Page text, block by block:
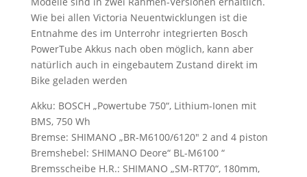
Wie bei allen Victoria Neuentwicklungen ist die
Entnahme des im Unterrohr integrierten Bosch
PowerTube Akkus nach oben möglich, kann aber
natürlich auch in eingebautem Zustand direkt im
Bike geladen werden
Akku: BOSCH „Powertube 750“, Lithium-Ionen mit
BMS, 750 Wh
Bremse: SHIMANO „BR-M6100/6120″ 2 and 4 piston
Bremshebel: SHIMANO Deore“ BL-M6100 “
Bremsscheibe H.R.: SHIMANO „SM-RT70“, 180mm,